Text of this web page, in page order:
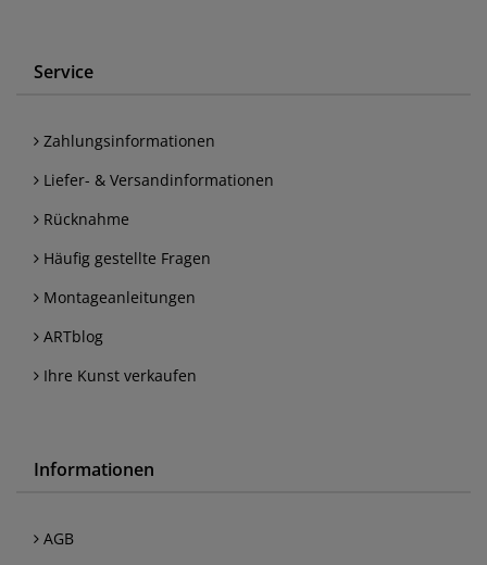
Service
Zahlungsinformationen
Liefer- & Versandinformationen
Rücknahme
Häufig gestellte Fragen
Montageanleitungen
ARTblog
Ihre Kunst verkaufen
Informationen
AGB